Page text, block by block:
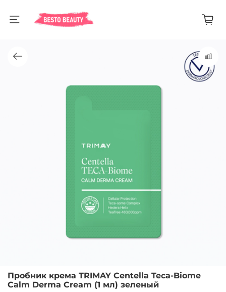
Пробник крема TRIMAY Centella Teca-Biome
Calm Derma Cream (1 мл) зеленый